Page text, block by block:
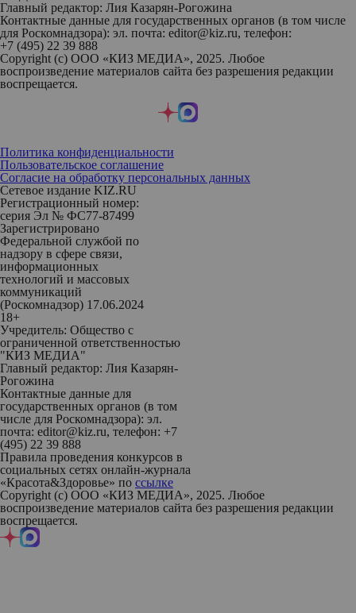
Главный редактор: Лия Казарян-Рогожина
Контактные данные для государственных органов (в том числе
для Роскомнадзора): эл. почта: editor@kiz.ru, телефон:
+7 (495) 22 39 888
Copyright (с) ООО «КИЗ МЕДИА», 2025. Любое
воспроизведение материалов сайта без разрешения редакции
воспрещается.
Политика конфиденциальности
Пользовательское соглашение
Согласие на обработку персональных данных
Сетевое издание KIZ.RU
Регистрационный номер:
серия Эл № ФС77-87499
Зарегистрировано
Федеральной службой по
надзору в сфере связи,
информационных
технологий и массовых
коммуникаций
(Роскомнадзор) 17.06.2024
18+
Учредитель: Общество с
ограниченной ответственностью
"КИЗ МЕДИА"
Главный редактор: Лия Казарян-
Рогожина
Контактные данные для
государственных органов (в том
числе для Роскомнадзора): эл.
почта: editor@kiz.ru, телефон: +7
(495) 22 39 888
Правила проведения конкурсов в
социальных сетях онлайн-журнала
«Красота&Здоровье» по ссылке
Copyright (с) ООО «КИЗ МЕДИА», 2025. Любое
воспроизведение материалов сайта без разрешения редакции
воспрещается.